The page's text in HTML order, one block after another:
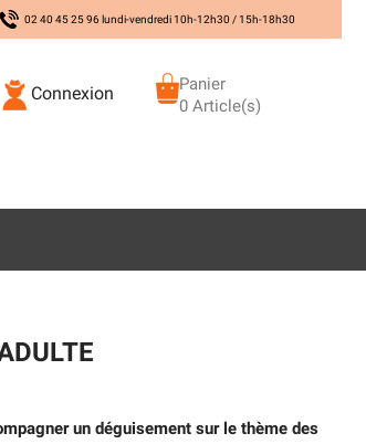
02 40 45 25 96 lundi-vendredi 10h-12h30 / 15h-18h30
Connexion
Panier
0 Article(s)
un déguisement sur le thème des